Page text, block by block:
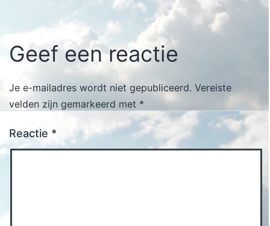
Geef een reactie
Je e-mailadres wordt niet gepubliceerd. Vereiste
velden zijn gemarkeerd met *
Reactie *